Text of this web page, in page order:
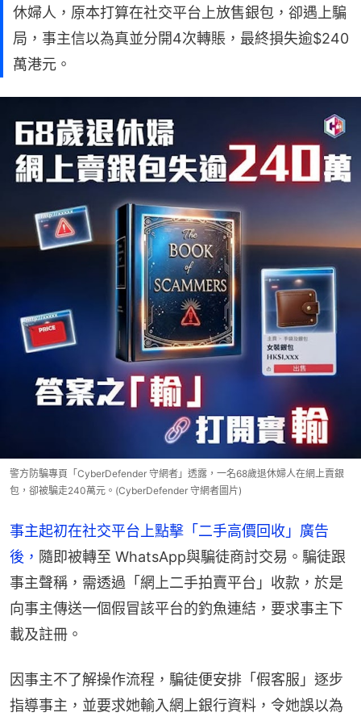
休婦人，原本打算在社交平台上放售銀包，卻遇上騙
局，事主信以為真並分開4次轉賬，最終損失逾$240
萬港元。
警方防騙專頁「CyberDefender 守網者 」透露，一名68歲退休婦人在網上賣銀
包，卻被騙走240萬元。(CyberDefender 守網者 圖片)
事主起初在社交平台上點擊「二手高價回收」廣告
後， 隨即被轉至 WhatsApp與騙徒商討交易。騙徒跟
事主聲稱，需透過「網上二手拍賣平台」收款，於是
向事主傳送一個假冒該平台的釣魚連結，要求事主下
載及註冊。
因事主不了解操作流程，騙徒便安排「假客服」逐步
指導事主，並要求她輸入網上銀行資料，令她誤以為